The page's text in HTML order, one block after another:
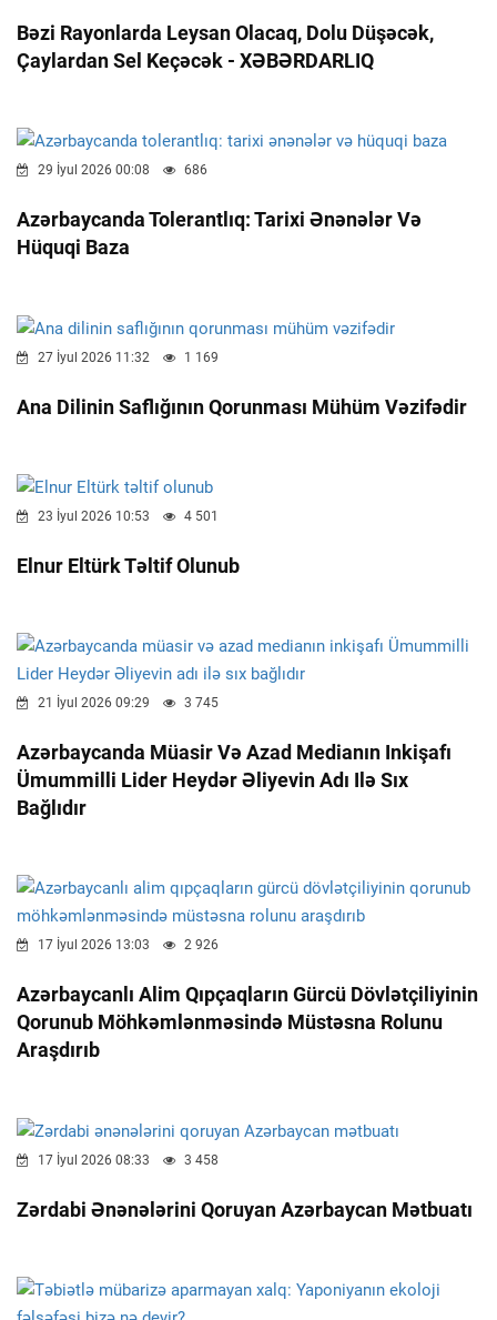
Bəzi Rayonlarda Leysan Olacaq, Dolu Düşəcək,
Çaylardan Sel Keçəcək - XƏBƏRDARLIQ
29 İyul 2026 00:08 686
Azərbaycanda Tolerantlıq: Tarixi Ənənələr Və
Hüquqi Baza
27 İyul 2026 11:32 1 169
Ana Dilinin Saflığının Qorunması Mühüm Vəzifədir
23 İyul 2026 10:53 4 501
Elnur Eltürk Təltif Olunub
21 İyul 2026 09:29 3 745
Azərbaycanda Müasir Və Azad Medianın Inkişafı
Ümummilli Lider Heydər Əliyevin Adı Ilə Sıx
Bağlıdır
17 İyul 2026 13:03 2 926
Azərbaycanlı Alim Qıpçaqların Gürcü Dövlətçiliyinin
Qorunub Möhkəmlənməsində Müstəsna Rolunu
Araşdırıb
17 İyul 2026 08:33 3 458
Zərdabi Ənənələrini Qoruyan Azərbaycan Mətbuatı